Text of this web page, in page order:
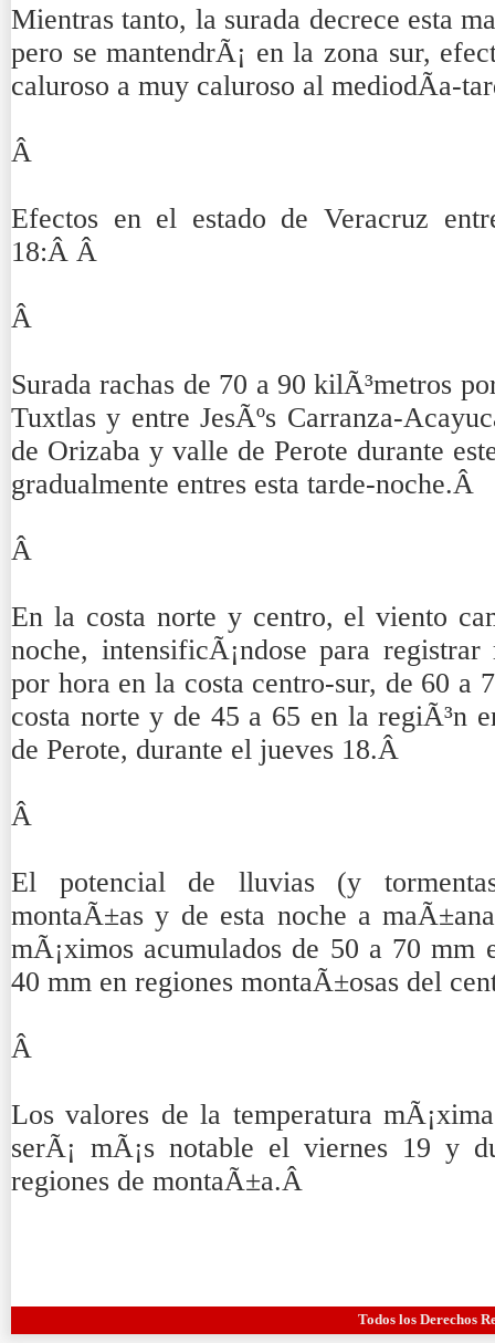
Mientras tanto, la surada decrece esta
pero se mantendrÃ¡ en la zona sur,
caluroso a muy caluroso al mediodÃ­a-
Â
Efectos en el estado de Veracruz
18:Â Â
Â
Surada rachas de 70 a 90 kilÃ³metros
Tuxtlas y entre JesÃºs Carranza-
de Orizaba y valle de Perote durante
gradualmente entres esta tarde-noche.Â
Â
En la costa norte y centro, el viento
noche, intensificÃ¡ndose para
por hora en la costa centro-sur, de 60 a
costa norte y de 45 a 65 en la regiÃ³n
de Perote, durante el jueves 18.Â
Â
El potencial de lluvias (y
montaÃ±as y de esta noche a
mÃ¡ximos acumulados de 50 a 70
40 mm en regiones montaÃ±osas del
Â
Los valores de la temperatura
serÃ¡ mÃ¡s notable el viernes 19 y
regiones de montaÃ±a.Â
Todos los Derechos